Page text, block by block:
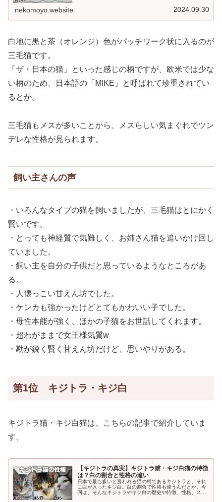
nekomoyo.website 2024.09.30
白地に黒と茶（オレンジ）色がパッチワーク状に入るのが
三毛猫です。
「ザ・日本の猫」といった感じの柄ですが、欧米では少な
い柄のため、日本語の「MIKE」と呼ばれて珍重されてい
るとか。
三毛猫もメスが多いことから、メスらしい気まぐれでツン
デレな性格が見られます。
飼い主さんの声
・いろんなタイプの猫を飼いましたが、三毛猫はとにかく
賢いです。
・とっても神経質で気難しく、お姉さん猫を追いかけ回し
ていました。
・飼い主を自分の子供だと思っているようなところがあ
る。
・人懐っこい甘えん坊でした。
・ケンカも強かったけどとてもかわいい子でした。
・母性本能が強く、ほかの子猫をお世話してくれます。
・超わがままで女王様気質w
・勘が鋭く賢く甘えん坊だけど、思いやりがある。
第1位 キジトラ・キジ白
キジトラ猫・キジ白猫は、こちらの記事で紹介していま
す。
【キジトラの真実】キジトラ猫・キジ白猫の特徴
は？白の割合と性格の違い
日本で最も多いと言われる猫の柄であるキジトラと、それ
に白が入ったキジ白。白の割合で性格も違うんだとか。今
回は、そんなキジトラやキジ白の歴史や特徴、性格、スピ